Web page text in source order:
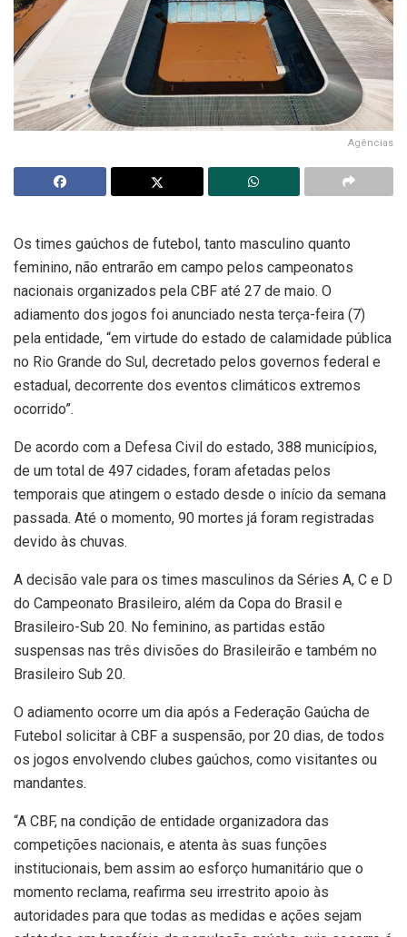
Agências
Os times gaúchos de futebol, tanto masculino quanto
feminino, não entrarão em campo pelos campeonatos
nacionais organizados pela CBF até 27 de maio. O
adiamento dos jogos foi anunciado nesta terça-feira (7)
pela entidade, “em virtude do estado de calamidade pública
no Rio Grande do Sul, decretado pelos governos federal e
estadual, decorrente dos eventos climáticos extremos
ocorrido”.
De acordo com a Defesa Civil do estado, 388 municípios,
de um total de 497 cidades, foram afetadas pelos
temporais que atingem o estado desde o início da semana
passada. Até o momento, 90 mortes já foram registradas
devido às chuvas.
A decisão vale para os times masculinos da Séries A, C e D
do Campeonato Brasileiro, além da Copa do Brasil e
Brasileiro-Sub 20. No feminino, as partidas estão
suspensas nas três divisões do Brasileirão e também no
Brasileiro Sub 20.
O adiamento ocorre um dia após a Federação Gaúcha de
Futebol solicitar à CBF a suspensão, por 20 dias, de todos
os jogos envolvendo clubes gaúchos, como visitantes ou
mandantes.
“A CBF, na condição de entidade organizadora das
competições nacionais, e atenta às suas funções
institucionais, bem assim ao esforço humanitário que o
momento reclama, reafirma seu irrestrito apoio às
autoridades para que todas as medidas e ações sejam